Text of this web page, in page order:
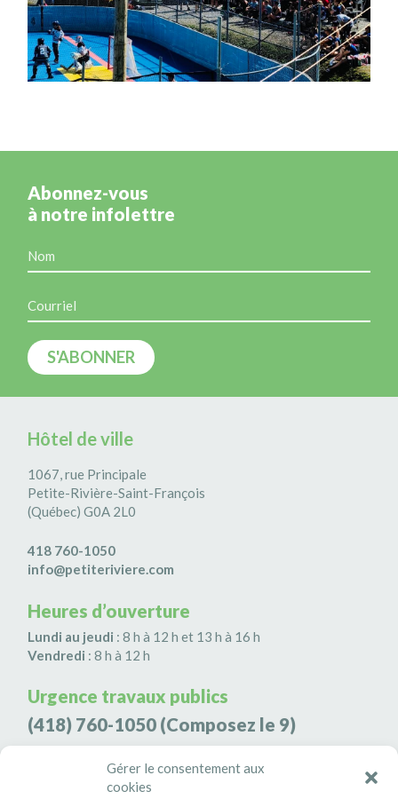
Gérer le consentement aux
cookies
Abonnez-vous
à notre infolettre
Hôtel de ville
1067, rue Principale
Petite-Rivière-Saint-François
(Québec) G0A 2L0
418 760-1050
info@petiteriviere.com
Heures d’ouverture
Lundi au jeudi : 8 h à 12 h et 13 h à 16 h
Vendredi : 8 h à 12 h
Urgence travaux publics
(418) 760-1050 (Composez le 9)
Agence de sécurité S3K9
(418) 808-9566